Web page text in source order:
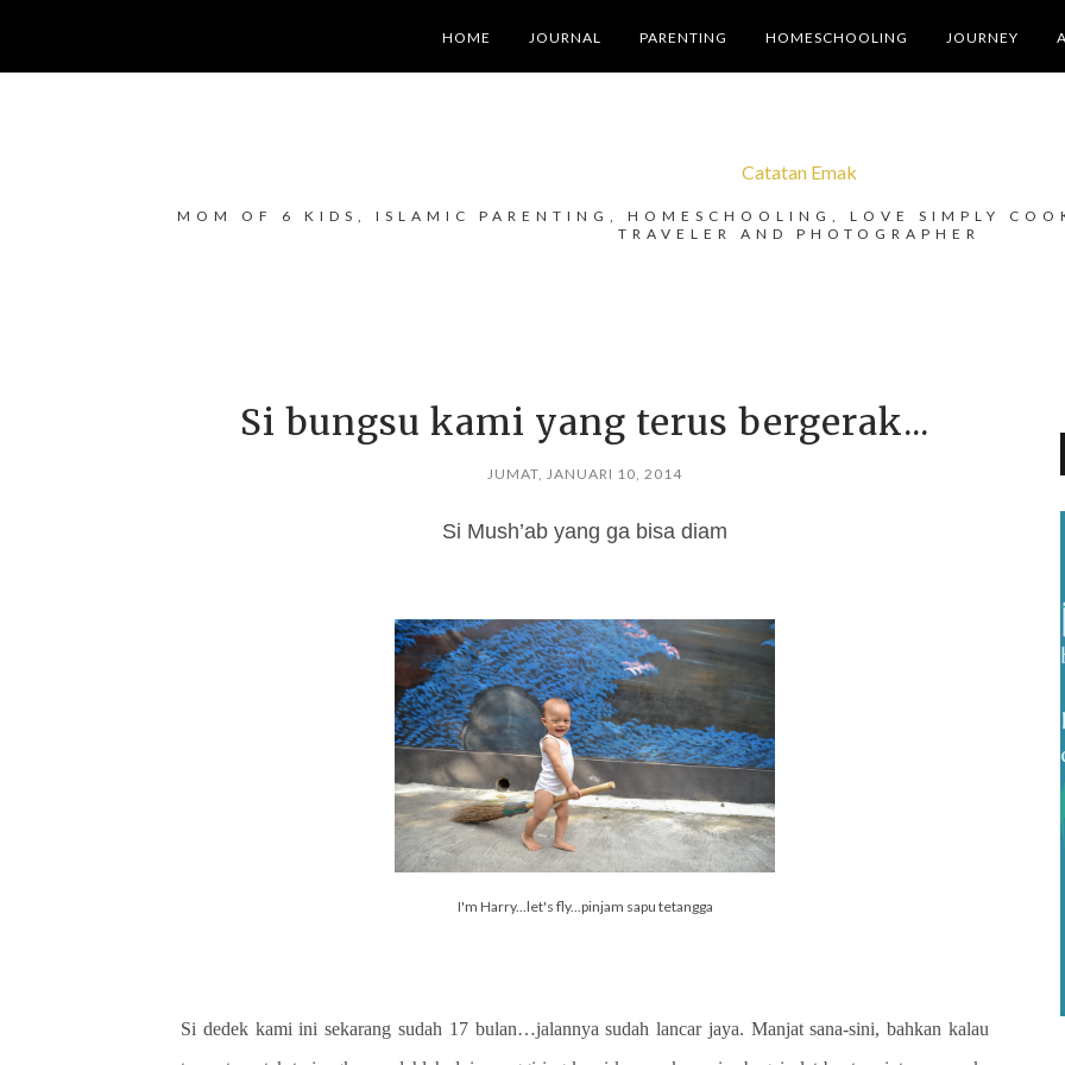
HOME JOURNAL PARENTING HOMESCHOOLING JOURNEY
Catatan Emak
MOM OF 6 KIDS, ISLAMIC PARENTING, HOMESCHOOLING, LOVE SIMPLY
TRAVELER AND PHOTOGRAPHER
Si bungsu kami yang terus bergerak...
JUMAT, JANUARI 10, 2014
Si Mush’ab yang ga bisa diam
I'm Harry...let's fly...pinjam sapu tetangga
Si dedek kami ini sekarang sudah 17 bulan…jalannya sudah lancar jaya. Manjat sana-sini, bahkan kalau